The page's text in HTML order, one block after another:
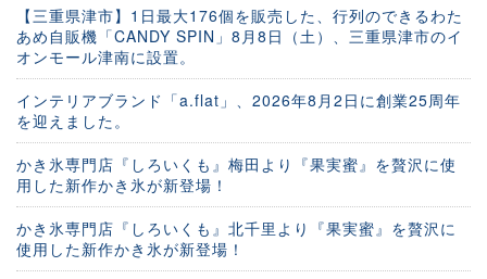
【三重県津市】1日最大176個を販売した、行列のできるわた
あめ自販機「CANDY SPIN」8月8日（土）、三重県津市のイ
オンモール津南に設置。
インテリアブランド「a.flat」、2026年8月2日に創業25周年
を迎えました。
かき氷専門店『しろいくも』梅田より『果実蜜』を贅沢に使
用した新作かき氷が新登場！
かき氷専門店『しろいくも』北千里より『果実蜜』を贅沢に
使用した新作かき氷が新登場！